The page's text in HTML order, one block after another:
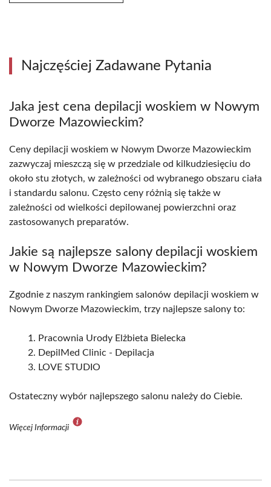
Najczęściej Zadawane Pytania
Jaka jest cena depilacji woskiem w Nowym
Dworze Mazowieckim?
Ceny depilacji woskiem w Nowym Dworze Mazowieckim
zazwyczaj mieszczą się w przedziale od kilkudziesięciu do
około stu złotych, w zależności od wybranego obszaru ciała
i standardu salonu. Często ceny różnią się także w
zależności od wielkości depilowanej powierzchni oraz
zastosowanych preparatów.
Jakie są najlepsze salony depilacji woskiem
w Nowym Dworze Mazowieckim?
Zgodnie z naszym rankingiem salonów depilacji woskiem w
Nowym Dworze Mazowieckim, trzy najlepsze salony to:
Pracownia Urody Elżbieta Bielecka
DepilMed Clinic - Depilacja
LOVE STUDIO
Ostateczny wybór najlepszego salonu należy do Ciebie.
Więcej Informacji